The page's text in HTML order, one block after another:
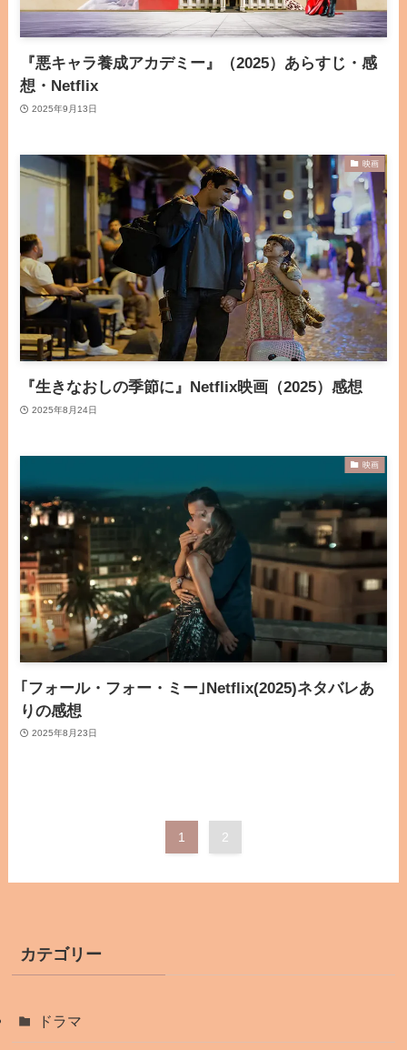
『悪キャラ養成アカデミー』（2025）あらすじ・感
想・Netflix
2025年9月13日
映画
『生きなおしの季節に』Netflix映画（2025）感想
2025年8月24日
映画
｢フォール・フォー・ミー｣Netflix(2025)ネタバレあ
りの感想
2025年8月23日
1 2
カテゴリー
ドラマ